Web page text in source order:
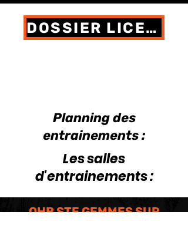
DOSSIER LICENCE 2026/2027
Planning des
entrainements :
Les salles
d'entrainements :
OHB STE GEMMES SUR